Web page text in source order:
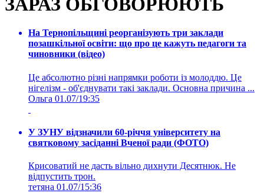
На Тернопільщині реорганізують три заклади
позашкільної освіти: що про це кажуть педагоги та
чиновники (відео)
Це абсолютно різні напрямки роботи із молоддю. Це
нігелізм - об'єднувати такі заклади. Основна причина ...
Ольга 01.07/19:35
У ЗУНУ відзначили 60-річчя університету на
святковому засіданні Вченої ради (ФОТО)
Крисоватий не дасть вільно дихнути Десятнюк. Не
відпустить трон.
тетяна 01.07/15:36